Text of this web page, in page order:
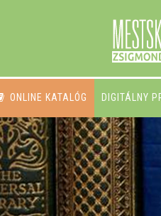
ONLINE KATALÓG DIGITÁLNY